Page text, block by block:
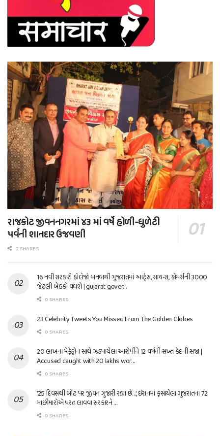
રાજકોટ જીવનનગરમાં ૪૩ માં વર્ષે હોળી-ધુળેટી
પર્વની શાનદાર ઉજવણી
0 SHARES
16 નવી સરકારી કોલેજો બનવાથી ગુજરાતમાં આર્ટ્સ, સાયન્સ, કોમર્સની 3000
જેટલી બેઠકો વધશે | gujarat gover…
0 SHARES
23 Celebrity Tweets You Missed From The Golden Globes
0 SHARES
20 લાખના મેફેડ્રોન સાથે ઝડપાયેલા આરોપીને 12 વર્ષની સખ્ત કેદની સજા |
Accused caught with 20 lakhs wor…
0 SHARES
’25 દિવસથી બોટ પર જીવન ગુજારી રહ્યા છે…’, ઈરાનમાં ફસાયેલા ગુજરાતના 72
માછીમારોએ પરત લાવવા સરકારને …
0 SHARES